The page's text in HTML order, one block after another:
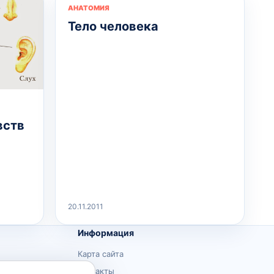
АНАТОМИЯ
Тело человека
20.11.2011
Информация
Карта сайта
Контакты